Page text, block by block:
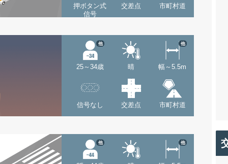
押ボタン式
信号
交差点 市町村道
25～34歳
他
晴 幅～5.5m
他
信号なし 交差点 市町村道
他 他